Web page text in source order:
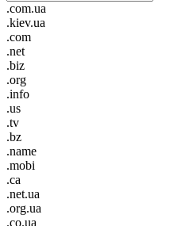
.com.ua
.kiev.ua
.com
.net
.biz
.org
.info
.us
.tv
.bz
.name
.mobi
.ca
.net.ua
.org.ua
.co.ua